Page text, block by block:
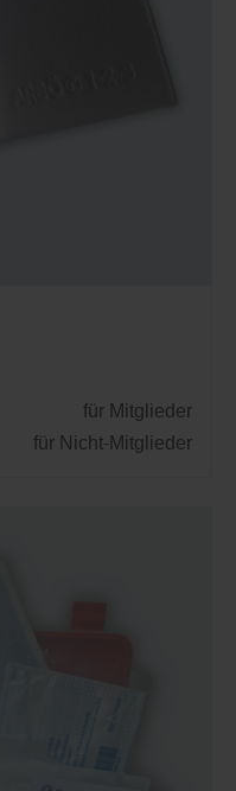
für Mitglieder
für Nicht-Mitglieder